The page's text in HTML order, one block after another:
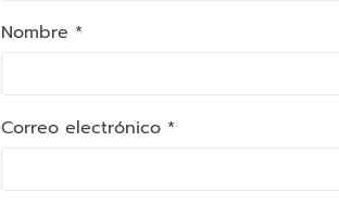
Nombre *
Correo electrónico *